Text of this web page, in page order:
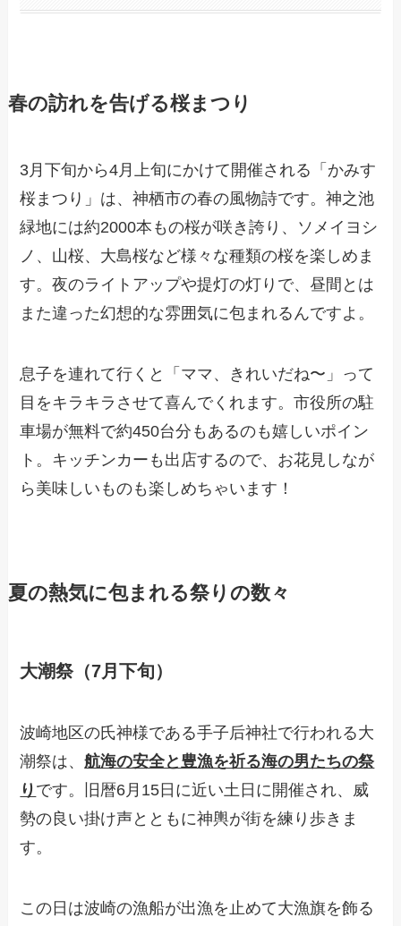
春の訪れを告げる桜まつり
3月下旬から4月上旬にかけて開催される「かみす
桜まつり」は、神栖市の春の風物詩です。神之池
緑地には約2000本もの桜が咲き誇り、ソメイヨシ
ノ、山桜、大島桜など様々な種類の桜を楽しめま
す。夜のライトアップや提灯の灯りで、昼間とは
また違った幻想的な雰囲気に包まれるんですよ。
息子を連れて行くと「ママ、きれいだね〜」って
目をキラキラさせて喜んでくれます。市役所の駐
車場が無料で約450台分もあるのも嬉しいポイン
ト。キッチンカーも出店するので、お花見しなが
ら美味しいものも楽しめちゃいます！
夏の熱気に包まれる祭りの数々
大潮祭（7月下旬）
波崎地区の氏神様である手子后神社で行われる大
潮祭は、航海の安全と豊漁を祈る海の男たちの祭
り です。旧暦6月15日に近い土日に開催され、威
勢の良い掛け声とともに神輿が街を練り歩きま
す。
この日は波崎の漁船が出漁を止めて大漁旗を飾る